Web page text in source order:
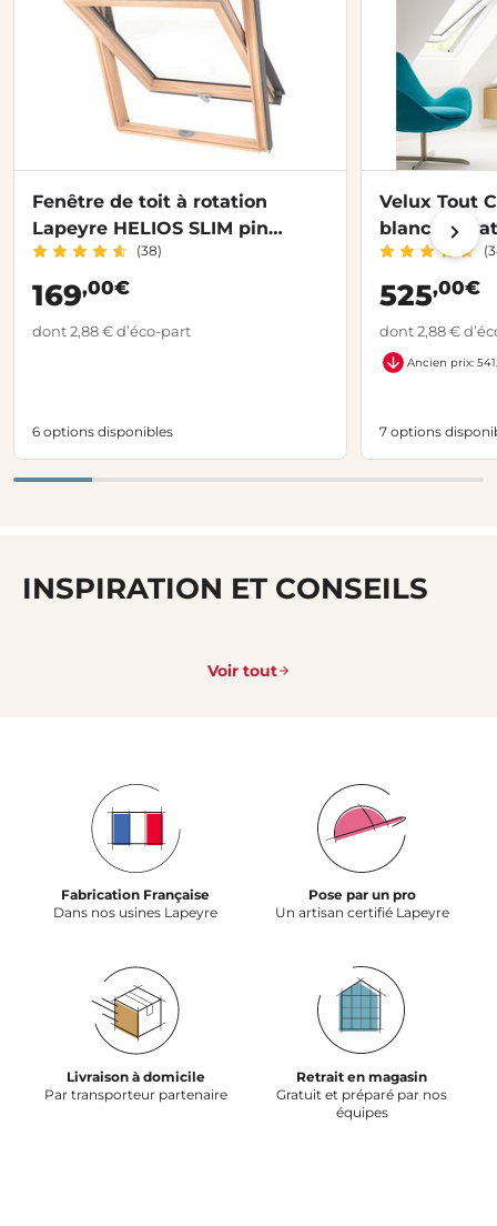
Fenêtre de toit à rotation
Lapeyre HELIOS SLIM pin
lasuré
(38)
169,00€
dont 2,88 € d’éco-part
6 options disponibles
Velux Tout
blanc à
525,00€
dont 2,88 €
Ancien prix:
7 options
INSPIRATION ET CONSEILS
Voir tout
Fabrication Française
Dans nos usines Lapeyre
Pose par un pro
Un artisan certifié Lapeyre
Livraison à domicile
Par transporteur partenaire
Retrait en magasin
Gratuit et préparé par nos
équipes